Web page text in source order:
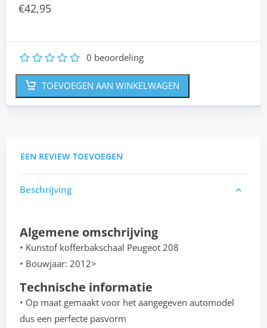
€42,95
5
4
3
2 0 beoordeling
TOEVOEGEN AAN WINKELWAGEN
EEN REVIEW TOEVOEGEN
Beschrijving
Algemene omschrijving
• Kunstof kofferbakschaal Peugeot 208
• Bouwjaar: 2012>
Technische informatie
• Op maat gemaakt voor het aangegeven automodel
dus een perfecte pasvorm